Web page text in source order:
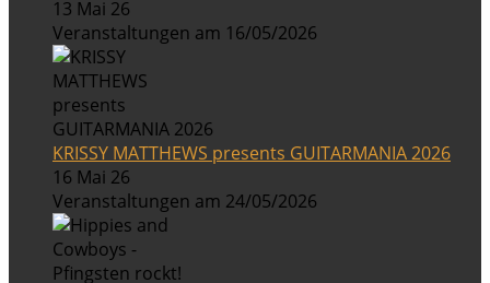
13 Mai 26
Veranstaltungen am 16/05/2026
KRISSY MATTHEWS presents GUITARMANIA 2026
16 Mai 26
Veranstaltungen am 24/05/2026